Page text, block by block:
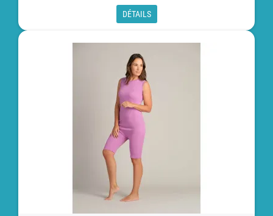
DÉTAILS